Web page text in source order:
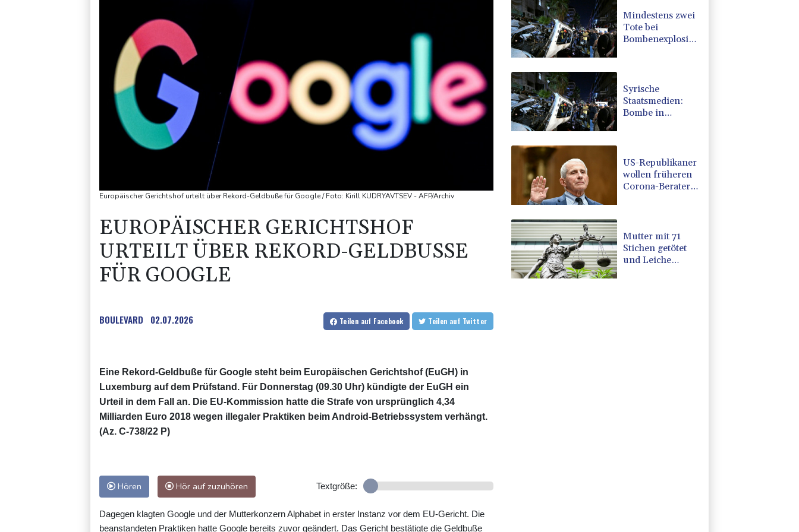
Europäischer Gerichtshof urteilt über Rekord-Geldbuße für Google / Foto: Kirill KUDRYAVTSEV - AFP/Archiv
EUROPÄISCHER GERICHTSHOF
URTEILT ÜBER REKORD-GELDBUSSE F
ÜR GOOGLE
BOULEVARD 02.07.2026 Teilen auf Facebook Teilen auf Twitter
Eine Rekord-Geldbuße für Google steht beim Europäischen Gerichtshof (EuGH) in
Luxemburg auf dem Prüfstand. Für Donnerstag (09.30 Uhr) kündigte der EuGH ein
Urteil in dem Fall an. Die EU-Kommission hatte die Strafe von ursprünglich 4,34
Milliarden Euro 2018 wegen illegaler Praktiken beim Android-Betriebssystem verhängt.
(Az. C-738/22 P)
Hören Hör auf zuzuhören Textgröße:
Dagegen klagten Google und der Mutterkonzern Alphabet in erster Instanz vor dem EU-Gericht. Die
beanstandeten Praktiken hatte Google bereits zuvor geändert. Das Gericht bestätigte die Geldbuße
Mindestens zwei
Tote bei
Bombenexplosion
Syrische
Staatsmedien:
Bombe in
US-Republikaner
wollen früheren
Corona-Berater
Mutter mit 71
Stichen getötet
und Leiche